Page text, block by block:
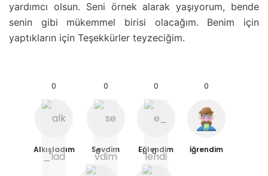
yardımcı olsun. Seni örnek alarak yaşıyorum, bende
senin gibi mükemmel birisi olacağım. Benim için
yaptıkların için Teşekkürler teyzeciğim.
0
Alkışladım
0
Sevdim
0
Eğlendim
0
İğrendim
0 0